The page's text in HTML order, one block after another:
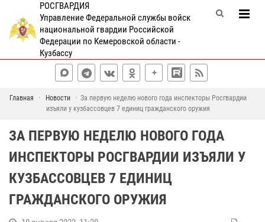
РОСГВАРДИЯ
Управление Федеральной службы войск
национальной гвардии Российской
Федерации по Кемеровской области -
Кузбассу
Главная Новости
За первую неделю нового года инспекторы Росгвардии
изъяли у кузбассовцев 7 единиц гражданского оружия
ЗА ПЕРВУЮ НЕДЕЛЮ НОВОГО ГОДА
ИНСПЕКТОРЫ РОСГВАРДИИ ИЗЪЯЛИ У
КУЗБАССОВЦЕВ 7 ЕДИНИЦ
ГРАЖДАНСКОГО ОРУЖИЯ